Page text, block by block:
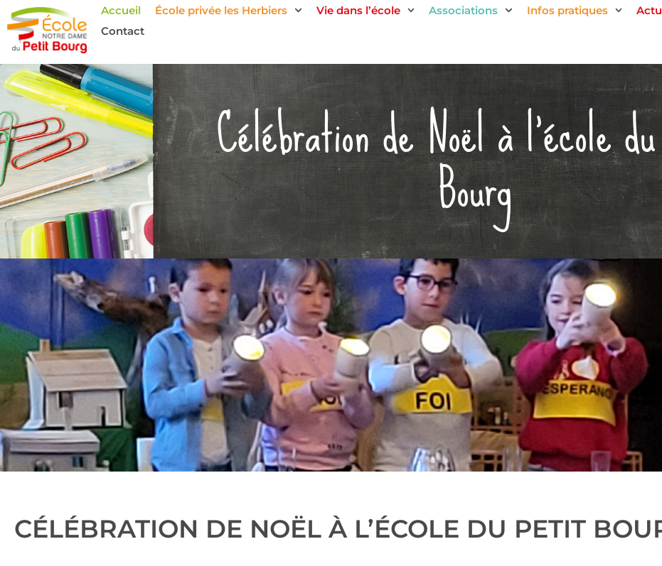
Accueil École privée les Herbiers Vie dans l’école Associations Infos pratiques
Contact
Célébration de Noël à l’école
Bourg
CÉLÉBRATION DE NOËL À L’ÉCOLE DU PETIT